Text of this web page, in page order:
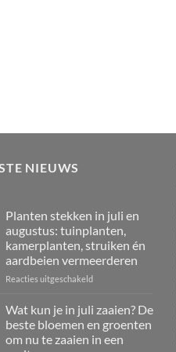
NIEUWS
Planten stekken in juli en
augustus: tuinplanten,
kamerplanten, struiken én
aardbeien vermeerderen
Reacties uitgeschakeldvoor
stekken
juli
en
Wat kun je in juli zaaien? De
beste bloemen en groenten
om nu te zaaien in een